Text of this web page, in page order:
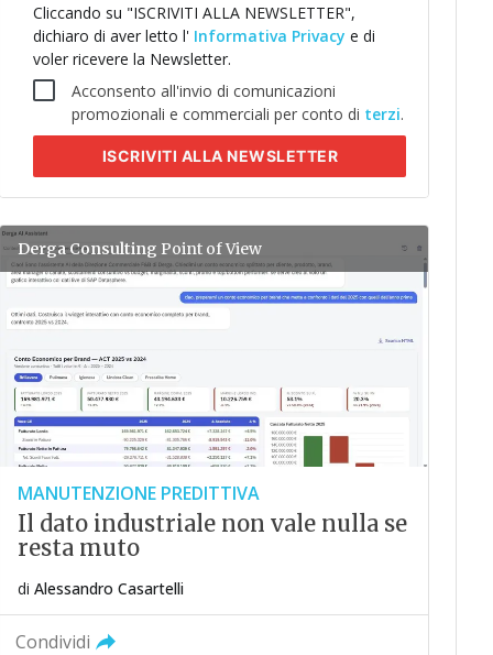
Cliccando su "ISCRIVITI ALLA NEWSLETTER",
dichiaro di aver letto l' Informativa Privacye di
voler ricevere la Newsletter.
Acconsento all'invio di comunicazioni
promozionali e commerciali per conto di terzi.
ISCRIVITI ALLA NEWSLETTER
Derga Consulting Point of View
MANUTENZIONE PREDITTIVA
Il dato industriale non vale nulla se
resta muto
diAlessandro Casartelli
Condividi